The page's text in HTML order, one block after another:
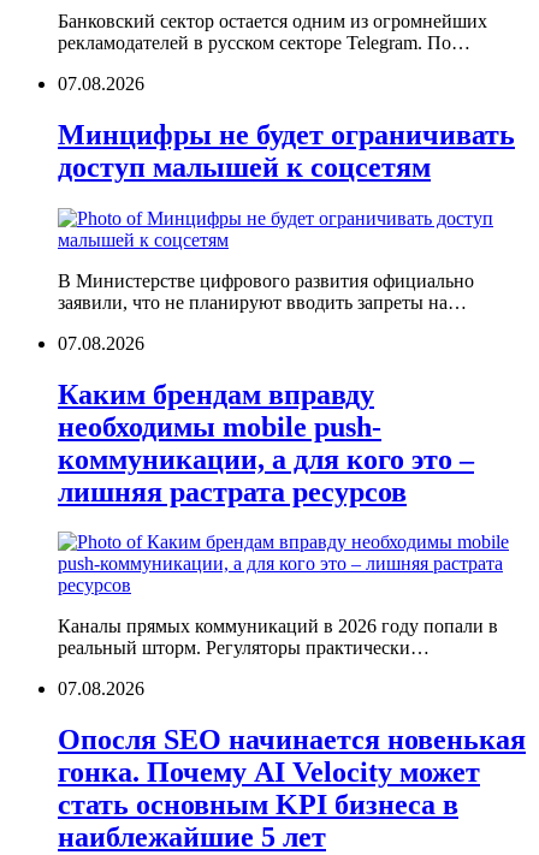
Банковский сектор остается одним из огромнейших
рекламодателей в русском секторе Telegram. По…
07.08.2026
Минцифры не будет ограничивать
доступ малышей к соцсетям
В Министерстве цифрового развития официально
заявили, что не планируют вводить запреты на…
07.08.2026
Каким брендам вправду
необходимы mobile push-
коммуникации, а для кого это –
лишняя растрата ресурсов
Каналы прямых коммуникаций в 2026 году попали в
реальный шторм. Регуляторы практически…
07.08.2026
Опосля SEO начинается новенькая
гонка. Почему AI Velocity может
стать основным KPI бизнеса в
наиблежайшие 5 лет